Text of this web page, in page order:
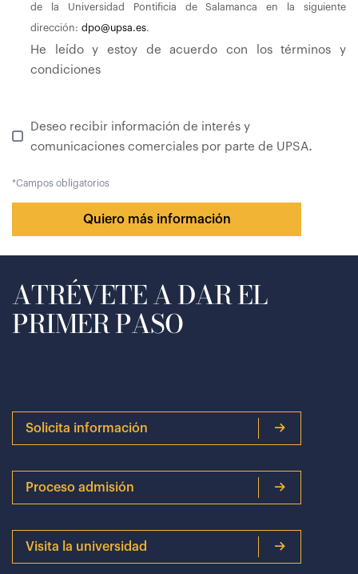
de la Universidad Pontificia de Salamanca en la siguiente
dirección: dpo@upsa.es.
He leído y estoy de acuerdo con los términos y
condiciones
Deseo recibir información de interés y
comunicaciones comerciales por parte de UPSA.
*Campos obligatorios
Quiero más información
ATRÉVETE A DAR EL
PRIMER PASO
Solicita información
Proceso admisión
Visita la universidad